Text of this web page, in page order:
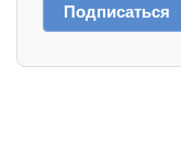
Подписаться